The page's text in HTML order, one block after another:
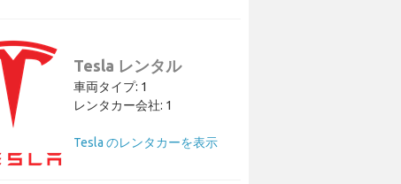
Tesla レンタル
車両タイプ: 1
レンタカー会社: 1
Tesla のレンタカーを表示